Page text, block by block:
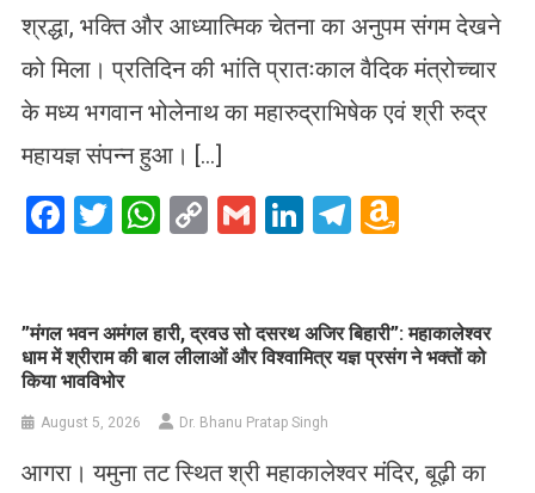
श्रद्धा, भक्ति और आध्यात्मिक चेतना का अनुपम संगम देखने
को मिला। प्रतिदिन की भांति प्रातःकाल वैदिक मंत्रोच्चार
के मध्य भगवान भोलेनाथ का महारुद्राभिषेक एवं श्री रुद्र
महायज्ञ संपन्न हुआ। […]
Facebook
Twitter
WhatsApp
CopyGmailLinkedIn
Telegram
​”मंगल भवन अमंगल हारी, द्रवउ सो दसरथ अजिर बिहारी”: महाकालेश्वर
धाम में श्रीराम की बाल लीलाओं और विश्वामित्र यज्ञ प्रसंग ने भक्तों को
किया भावविभोर
August 5, 2026 Dr. Bhanu Pratap Singh
आगरा। यमुना तट स्थित श्री महाकालेश्वर मंदिर, बूढ़ी का